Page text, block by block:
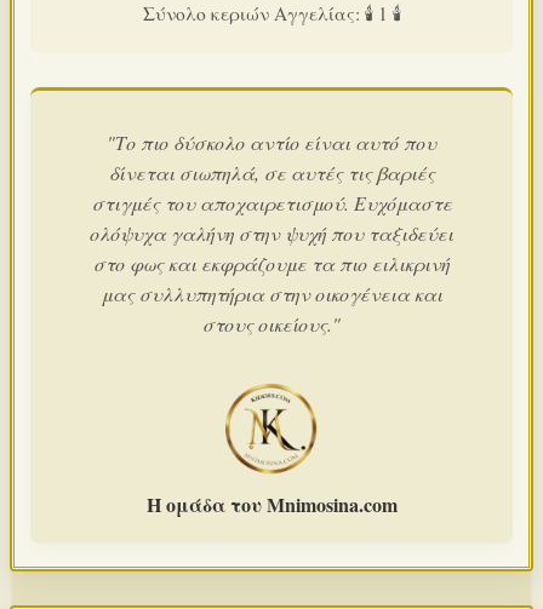
Σύνολο κεριών Αγγελίας: 🕯️ 1 🕯️
"Το πιο δύσκολο αντίο είναι αυτό που
δίνεται σιωπηλά, σε αυτές τις βαριές
στιγμές του αποχαιρετισμού. Ευχόμαστε
ολόψυχα γαλήνη στην ψυχή που ταξιδεύει
στο φως και εκφράζουμε τα πιο ειλικρινή
μας συλλυπητήρια στην οικογένεια και
στους οικείους."
Η ομάδα του Mnimosina.com